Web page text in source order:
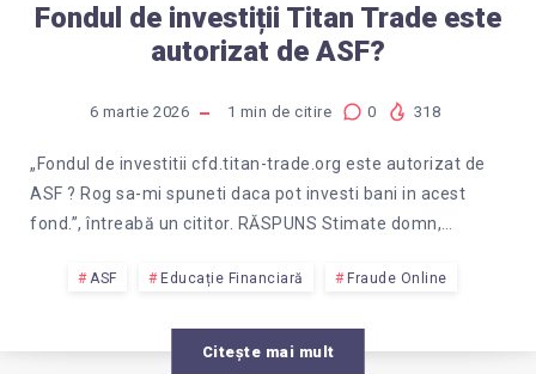
Fondul de investiții Titan Trade este
autorizat de ASF?
6 martie 2026 1 min de citire 0 318
„Fondul de investitii cfd.titan-trade.org este autorizat de
ASF ? Rog sa-mi spuneti daca pot investi bani in acest
fond.”, întreabă un cititor. RĂSPUNS Stimate domn,…
ASF Educație Financiară Fraude Online
Citește mai mult